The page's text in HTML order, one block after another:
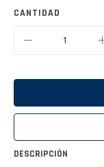
CANTIDAD
DESCRIPCIÓN